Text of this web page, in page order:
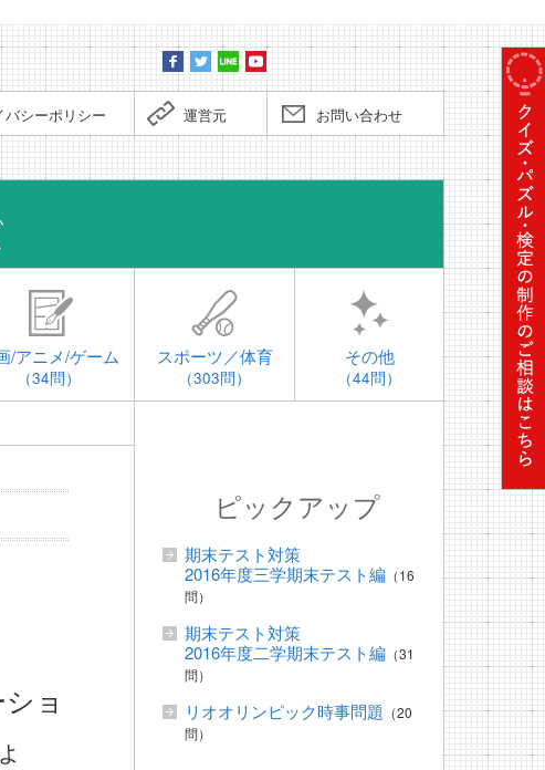
バシーポリシー 運営元 お問い合わせ
時事問
/アニメ/ゲーム
（34問）
スポーツ／体育
（303問）
その他
（44問）
ョ
ピックアップ
期末テスト対策
2016年度三学期末テスト編 （16
問）
期末テスト対策
2016年度二学期末テスト編 （31
問）
リオオリンピック時事問題 （20
問）